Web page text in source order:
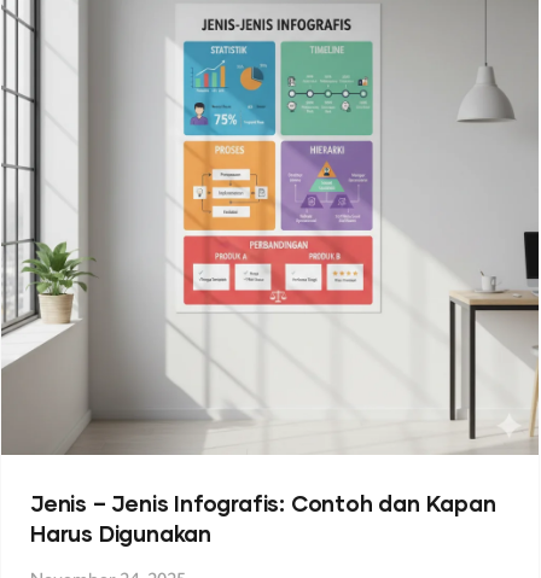
Jenis – Jenis Infografis: Contoh dan Kapan
Harus Digunakan